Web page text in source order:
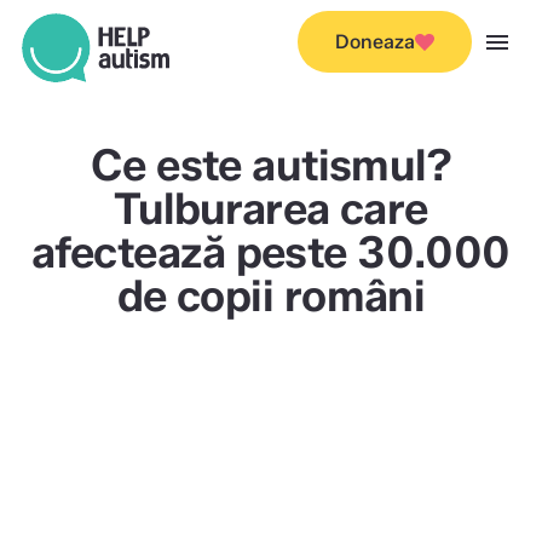
Doneaza menu
Ce este autismul?
Tulburarea care
afectează peste 30.000
de copii români